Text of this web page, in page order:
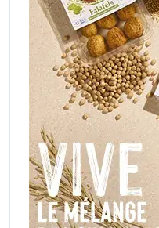
Previous